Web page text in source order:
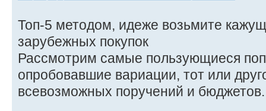
Топ-5 методом, идеже возьмите
зарубежных покупок
Рассмотрим самые пользующиеся
опробовавшие вариации, тот или
всевозможных поручений и бюджетов.